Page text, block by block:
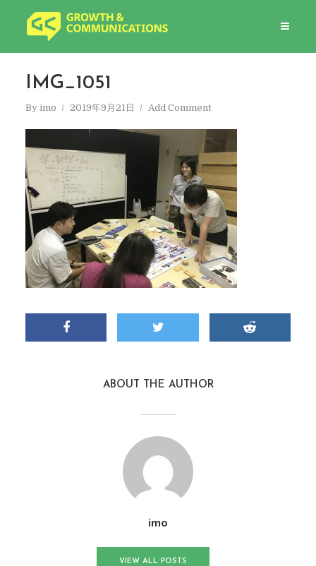
IMG_1051
By imo 2019年9月21日 Add Comment
ABOUT THE AUTHOR
imo
VIEW ALL POSTS